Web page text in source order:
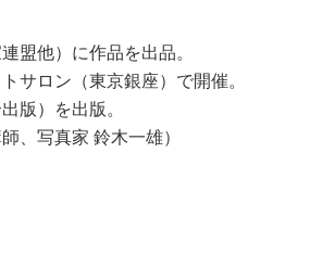
他）に作品を出品。
ロン（東京銀座）で開催。
）を出版。
写真家 鈴木一雄）